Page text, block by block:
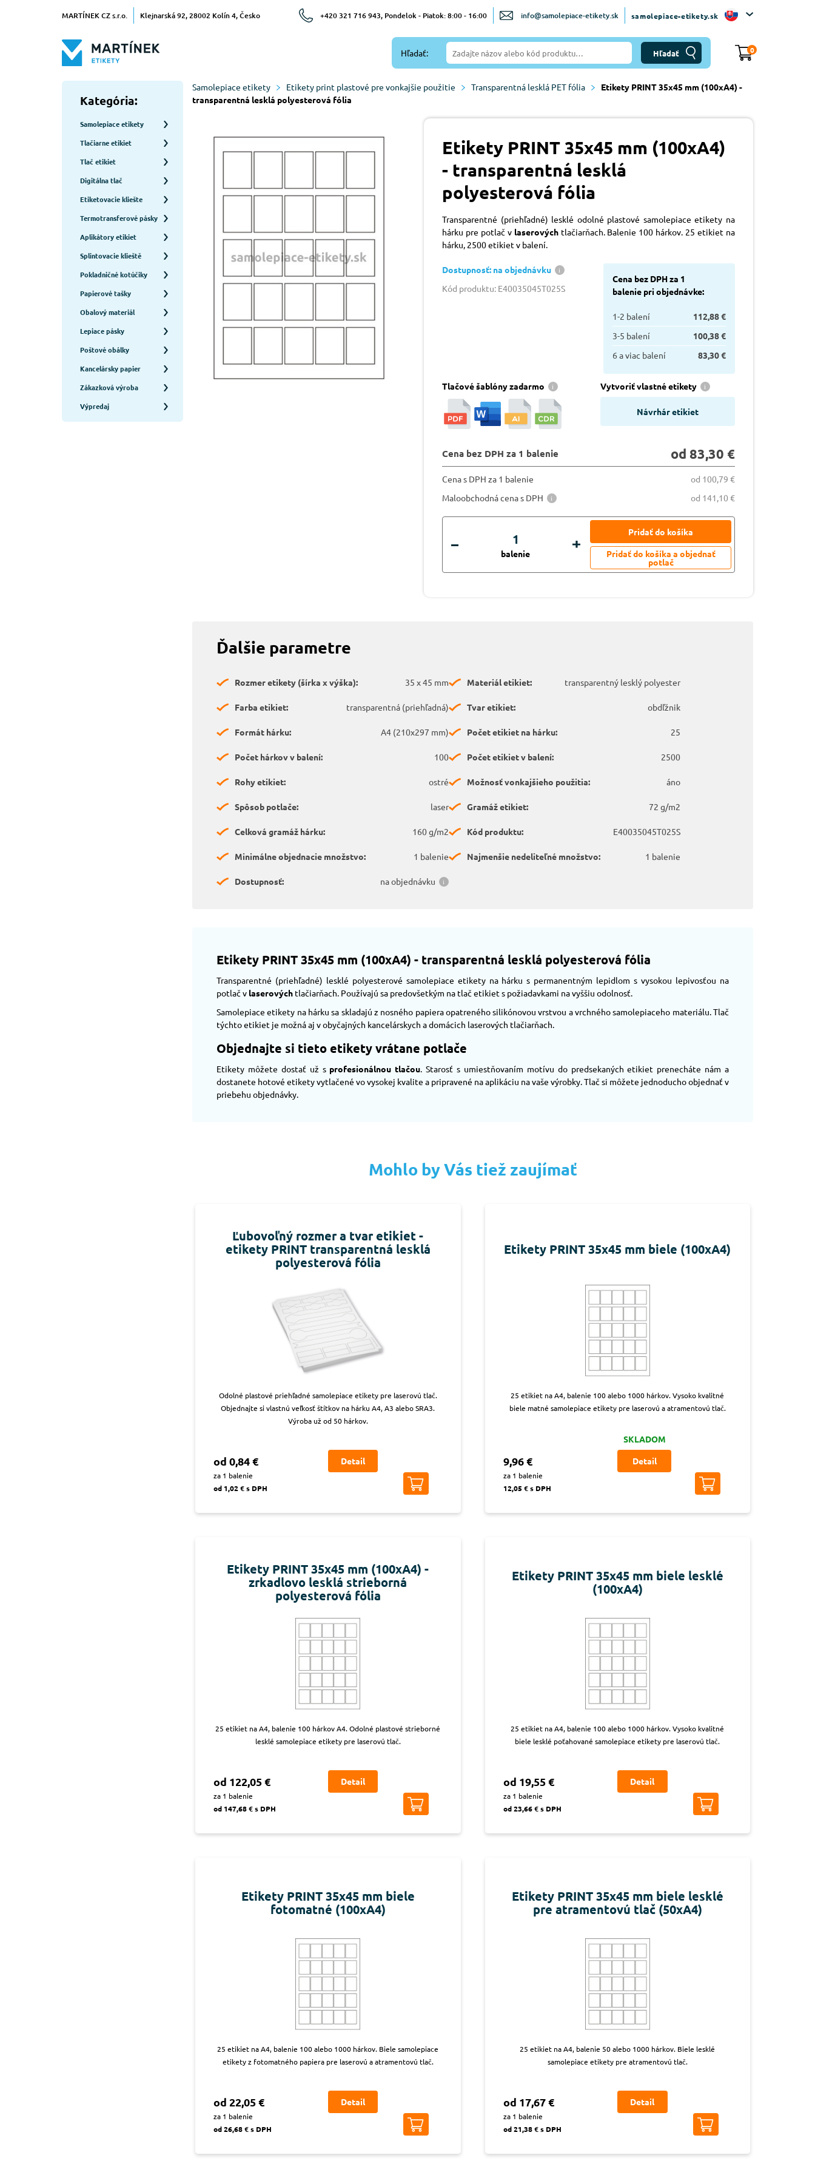
MARTÍNEK CZ s.r.o. Klejnarská 92, 28002 Kolín 4, Česko +420 321 716 943, Pondelok - Piatok: 8:00 - 16:00 info@samolepiace-etikety.sk samolepiace-etikety.sk
Hľadať: 0
Kategória:
Samolepiace etikety
Tlačiarne etikiet
Tlač etikiet
Digitálna tlač
Etiketovacie kliešte
Termotransferové pásky
Aplikátory etikiet
Splintovacie klieště
Pokladničné kotúčiky
Papierové tašky
Obalový materiál
Lepiace pásky
Poštové obálky
Kancelársky papier
Zákazková výroba
Výpredaj
Samolepiace etikety Etikety print plastové pre vonkajšie použitie Transparentná lesklá PET fólia
Etikety PRINT 35x45 mm (100xA4) -
transparentná lesklá polyesterová fólia
Etikety PRINT 35x45 mm (100xA4)
- transparentná lesklá
polyesterová fólia
Transparentné (priehľadné) lesklé odolné plastové samolepiace etikety na
hárku pre potlač v laserovýchtlačiarňach. Balenie 100 hárkov. 25 etikiet na
hárku, 2500 etikiet v balení.
Dostupnosť: na objednávku
Kód produktu: E40035045T025S
Cena bez DPH za 1
balenie pri objednávke:
1-2 balení
112,88 €
3-5 balení
100,38 €
6 a viac balení
83,30 €
Tlačové šablóny zadarmo Vytvoriť vlastné etikety
Návrhár etikiet
Cena bez DPH za 1 balenie od 83,30 €
Cena s DPH za 1 balenie
od 100,79 €
Maloobchodná cena s DPH
od 141,10 €
balenie
Ďalšie parametre
Rozmer etikety (šírka x výška): 35 x 45 mm Materiál etikiet: transparentný lesklý polyester
Farba etikiet: transparentná (priehľadná) Tvar etikiet: obdľžnik
Formát hárku: A4 (210x297 mm) Počet etikiet na hárku: 25
Počet hárkov v balení: 100 Počet etikiet v balení: 2500
Rohy etikiet: ostré Možnosť vonkajšieho použitia: áno
Spôsob potlače: laser Gramáž etikiet: 72 g/m2
Celková gramáž hárku: 160 g/m2 Kód produktu: E40035045T025S
Minimálne objednacie množstvo: 1 balenie Najmenšie nedeliteľné množstvo: 1 balenie
Dostupnosť: na objednávku
Etikety PRINT 35x45 mm (100xA4) - transparentná lesklá polyesterová fólia
Transparentné (priehľadné) lesklé polyesterové samolepiace etikety na hárku s permanentným lepidlom s vysokou lepivosťou na
potlač v laserových tlačiarňach. Používajú sa predovšetkým na tlač etikiet s požiadavkami na vyššiu odolnosť.
Samolepiace etikety na hárku sa skladajú z nosného papiera opatreného silikónovou vrstvou a vrchného samolepiaceho materiálu. Tlač
týchto etikiet je možná aj v obyčajných kancelárskych a domácich laserových tlačiarňach.
Objednajte si tieto etikety vrátane potlače
Etikety môžete dostať už s profesionálnou tlačou. Starosť s umiestňovaním motívu do predsekaných etikiet prenecháte nám a
dostanete hotové etikety vytlačené vo vysokej kvalite a pripravené na aplikáciu na vaše výrobky. Tlač si môžete jednoducho objednať v
priebehu objednávky.
Mohlo by Vás tiež zaujímať
Ľubovoľný rozmer a tvar etikiet -
etikety PRINT transparentná lesklá
polyesterová fólia
Odolné plastové priehľadné samolepiace etikety pre laserovú tlač.
Objednajte si vlastnú veľkosť štítkov na hárku A4, A3 alebo SRA3.
Výroba už od 50 hárkov.
od 0,84 €
za 1 balenie
od 1,02 € s DPH
Detail
Etikety PRINT 35x45 mm biele (100xA4)
25 etikiet na A4, balenie 100 alebo 1000 hárkov. Vysoko kvalitné
biele matné samolepiace etikety pre laserovú a atramentovú tlač.
9,96 €
za 1 balenie
12,05 € s DPH
SKLADOM
Detail
Etikety PRINT 35x45 mm (100xA4) -
zrkadlovo lesklá strieborná
polyesterová fólia
25 etikiet na A4, balenie 100 hárkov A4. Odolné plastové strieborné
lesklé samolepiace etikety pre laserovú tlač.
od 122,05 €
za 1 balenie
od 147,68 € s DPH
Detail
Etikety PRINT 35x45 mm biele lesklé
(100xA4)
25 etikiet na A4, balenie 100 alebo 1000 hárkov. Vysoko kvalitné
biele lesklé poťahované samolepiace etikety pre laserovú tlač.
od 19,55 €
za 1 balenie
od 23,66 € s DPH
Detail
Etikety PRINT 35x45 mm biele
fotomatné (100xA4)
25 etikiet na A4, balenie 100 alebo 1000 hárkov. Biele samolepiace
etikety z fotomatného papiera pre laserovú a atramentovú tlač.
od 22,05 €
za 1 balenie
od 26,68 € s DPH
Detail
Etikety PRINT 35x45 mm biele lesklé
pre atramentovú tlač (50xA4)
25 etikiet na A4, balenie 50 alebo 1000 hárkov. Biele lesklé
samolepiace etikety pre atramentovú tlač.
od 17,67 €
za 1 balenie
od 21,38 € s DPH
Detail